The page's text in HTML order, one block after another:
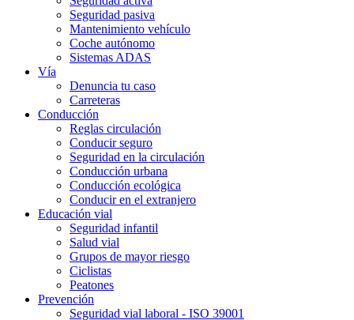
Seguridad pasiva
Mantenimiento vehículo
Coche autónomo
Sistemas ADAS
Vía
Denuncia tu caso
Carreteras
Conducción
Reglas circulación
Conducir seguro
Seguridad en la circulación
Conducción urbana
Conducción ecológica
Conducir en el extranjero
Educación vial
Seguridad infantil
Salud vial
Grupos de mayor riesgo
Ciclistas
Peatones
Prevención
Seguridad vial laboral - ISO 39001